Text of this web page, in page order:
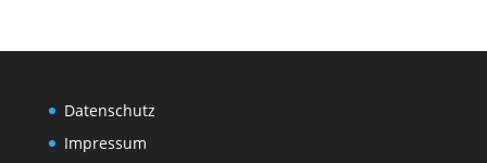
Datenschutz
Impressum